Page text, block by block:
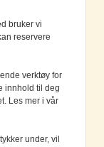
bruker vi
reservere
verktøy for
innhold til deg
Les mer i vår
under, vil